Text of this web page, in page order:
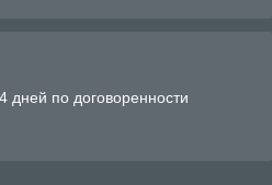
дней по договоренности